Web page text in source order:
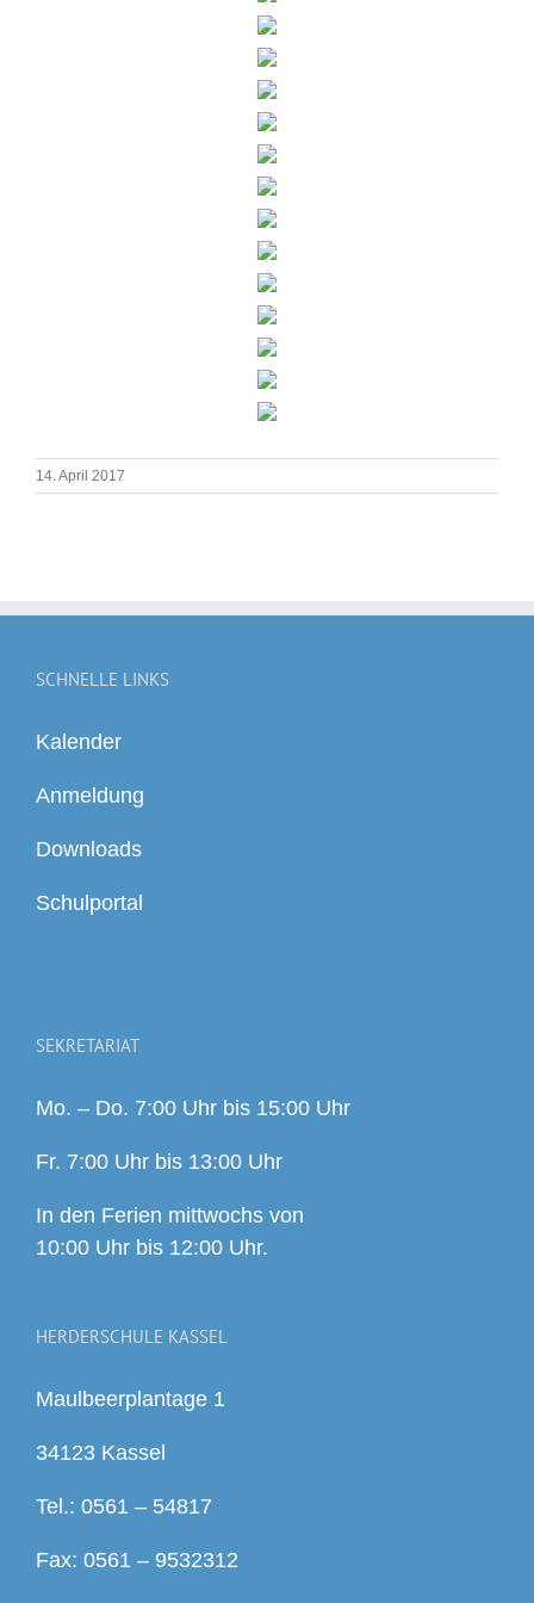
14. April 2017
SCHNELLE LINKS
Kalender
Anmeldung
Downloads
Schulportal
SEKRETARIAT
Mo. – Do. 7:00 Uhr bis 15:00 Uhr
Fr. 7:00 Uhr bis 13:00 Uhr
In den Ferien mittwochs von
10:00 Uhr bis 12:00 Uhr.
HERDERSCHULE KASSEL
Maulbeerplantage 1
34123 Kassel
Tel.: 0561 – 54817
Fax: 0561 – 9532312